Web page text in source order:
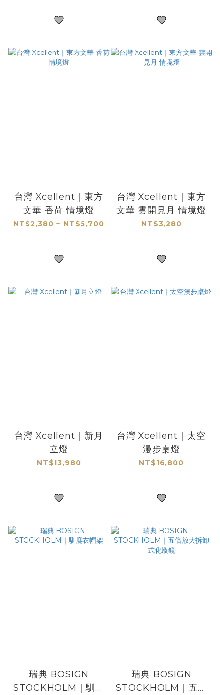
台灣 Xcellent｜東方
文華 香荷 情境燈
NT$2,380 ~ NT$5,700
台灣 Xcellent｜東方
文華 雲開見月 情境燈
NT$3,280
台灣 Xcellent｜新月
立燈
NT$13,980
台灣 Xcellent｜太空
漫步桌燈
NT$16,800
瑞典 BOSIGN
STOCKHOLM｜馴鹿
瑞典 BOSIGN
STOCKHOLM｜五倍